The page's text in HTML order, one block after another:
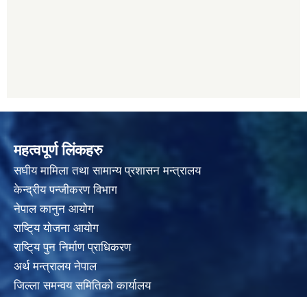
महत्वपूर्ण लिंकहरु
स‌घीय मामिला तथा सामान्य प्रशासन मन्त्रालय
केन्द्रीय पन्जीकरण विभाग
नेपाल कानुन आयाेग
राष्टि्य याेजना आयाेग
राष्टि्य पुन निर्माण प्राधिकरण
अर्थ मन्त्रालय नेपाल
जिल्ला समन्वय समितिको कार्यालय